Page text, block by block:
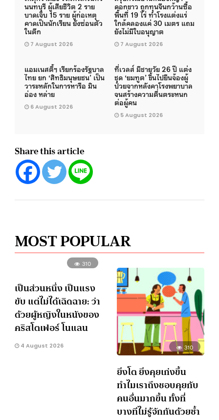
นนทบุรี ผู้เสียชีวิต 2 ราย
บาดเจ็บ 15 ราย ผู้ก่อเหตุ
คาดเป็นนักเรียน ยังซ่อนตัว
ในตึก
7 August 2026
ดอกขาว ถูกทุนจีนกว้านซื้อ
พื้นที่ 19 ไร่ ทำโรงแต่งแร่
ใกล้คลองแค่ 30 เมตร แถม
ยังไม่มีใบอนุญาต
7 August 2026
แอมเนสตี้ฯ เรียกร้องรัฐบาล
ไทย ยก ‘สิทธิมนุษยชน’ เป็น
วาระหลักในการหารือ มิน
อ่อง หล่าย
6 August 2026
ที่เวลส์ มีชายวัย 26 ปี แต่ง
ชุด ‘ยมทูต’ ขึ้นไปยืนจ้องผู้
ป่วยจากหลังคาโรงพยาบาล
จนสร้างความตื่นตระหนก
ต่อผู้คน
5 August 2026
Share this article
MOST POPULAR
310
เป็นส่วนหนึ่ง เป็นแรง
ขับ แต่ไม่ได้เฉิดฉาย: ว่า
ด้วยผู้หญิงในหนังของ
คริสโตเฟอร์ โนแลน
4 August 2026 310
ยิ่งโต ยิ่งคุยเก่งขึ้น
ทำไมเราถึงชอบคุยกับ
คนอื่นมากขึ้น ทั้งที่
บางทีไม่รู้จักกันด้วยซ้ำ